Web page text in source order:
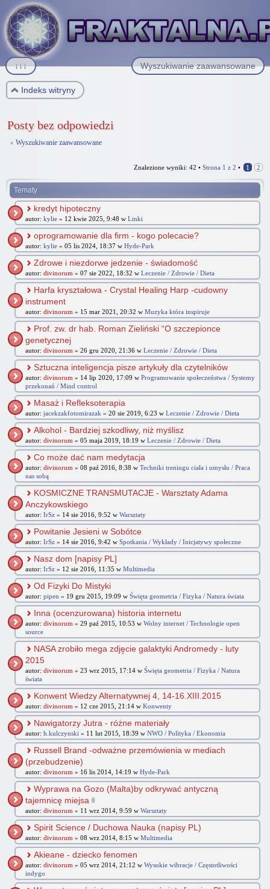
Wyszukiwanie zaawansowane
↓↓↓
Indeks witryny
Posty bez odpowiedzi
Wyszukiwanie zaawansowane
Znalezione wyniki: 42 • Strona 1 z 2 • 1 2
Tematy
kredyt hipoteczny
autor: kylie » 12 kwie 2025, 9:48 w Linki
oprogramowanie dla firm - kogo polecacie?
autor: kylie » 05 lis 2024, 18:37 w Hyde-Park
Zdrowe i niezdorwe jedzenie - świadomość
autor: divinorum » 07 sie 2022, 18:32 w Leczenie / Zdrowie / Dieta
Harfa kryształowa - Crystal Healing Harp -cudowny
instrument
autor: divinorum » 15 mar 2021, 20:32 w Muzyka która inspiruje
Prof. zw. dr hab. Roman Zieliński “O szczepionce
genetycznej
autor: divinorum » 26 gru 2020, 21:36 w Leczenie / Zdrowie / Dieta
Sztuczna inteligencja pisze artykuły dla czytelników
autor: divinorum » 14 lip 2020, 17:09 w Programowanie społeczeństwa / Systemy
przekonań / Mind control
Masaż i Refleksoterapia
autor: jacekzakfotomirazak » 20 sie 2019, 6:23 w Leczenie / Zdrowie / Dieta
Alkohol - Bardziej szkodliwy, niż myślisz
autor: divinorum » 05 maja 2019, 18:19 w Leczenie / Zdrowie / Dieta
Co może dać nam medytacja
autor: divinorum » 08 paź 2016, 8:38 w Techniki treningu ciała i umysłu / Praca
nas sobą
KOSMICZNE TRANSMUTACJE - Warsztaty Adama
Anczykowskiego
autor: IrSz » 14 sie 2016, 9:52 w Warsztaty
Powitanie Jesieni w Sobótce
autor: IrSz » 14 sie 2016, 9:42 w Spotkania / Wykłady / Inicjatywy społeczne
Nasz dom [napisy PL]
autor: IrSz » 12 sie 2016, 11:35 w Multimedia
Od Fizyki Do Mistyki
autor: pipen » 19 gru 2015, 19:09 w Święta geometria / Fizyka / Natura świata
Inna (ocenzurowana) historia internetu
autor: divinorum » 29 paź 2015, 10:53 w Wolny internet / Technologie open
source
NASA zrobiło mega zdjęcie galaktyki Andromedy - luty
2015
autor: divinorum » 23 wrz 2015, 17:14 w Święta geometria / Fizyka / Natura
świata
Konwent Wiedzy Alternatywnej 4, 14-16.XIII.2015
autor: divinorum » 12 cze 2015, 21:14 w Konwenty
Nawigatorzy Jutra - różne materiały
autor: h.kulczynski » 11 lut 2015, 18:39 w NWO / Polityka / Ekonomia
Russell Brand -odważne przemówienia w mediach
(przebudzenie)
autor: divinorum » 16 lis 2014, 14:19 w Hyde-Park
Wyprawa na Gozo (Malta)by odkrywać antyczną
tajemnicę miejsa
autor: divinorum » 11 wrz 2014, 9:59 w Warsztaty
Spirit Science / Duchowa Nauka (napisy PL)
autor: divinorum » 08 wrz 2014, 8:15 w Multimedia
Akieane - dziecko fenomen
autor: divinorum » 05 wrz 2014, 21:12 w Wysokie wibracje / Częstotliwości
indygo